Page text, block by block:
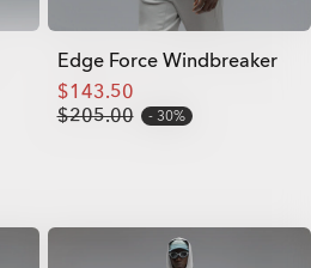
Edge Force Windbreaker
$143.50
$205.00
30%